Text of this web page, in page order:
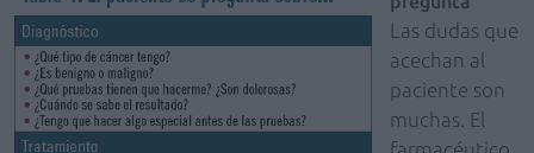
Las dudas que
acechan al
paciente son
muchas. El